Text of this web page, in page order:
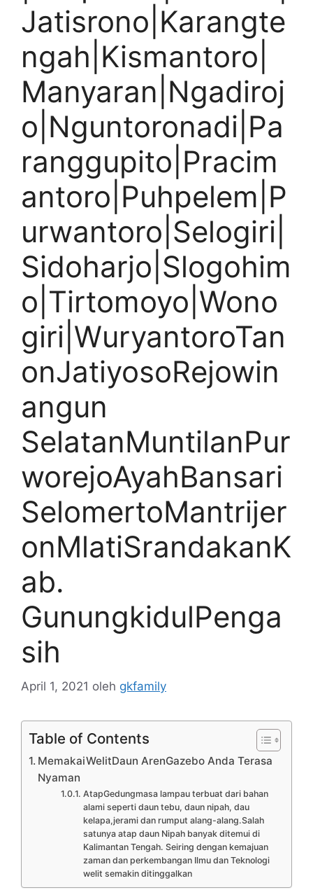
Jatisrono|Karangte
ngah|Kismantoro|
Manyaran|Ngadiroj
o|Nguntoronadi|Pa
ranggupito|Pracim
antoro|Puhpelem|P
urwantoro|Selogiri|
Sidoharjo|Slogohim
o|Tirtomoyo|Wono
giri|WuryantoroTan
onJatiyosoRejowin
angun
SelatanMuntilanPur
worejoAyahBansari
SelomertoMantrijer
onMlatiSrandakanK
ab.
GunungkidulPenga
sih
April 1, 2021 oleh gkfamily
Table of Contents
MemakaiWelitDaun ArenGazebo Anda Terasa
Nyaman
AtapGedungmasa lampau terbuat dari bahan
alami seperti daun tebu, daun nipah, dau
kelapa,jerami dan rumput alang-alang.Salah
satunya atap daun Nipah banyak ditemui di
Kalimantan Tengah. Seiring dengan kemajuan
zaman dan perkembangan Ilmu dan Teknologi
welit semakin ditinggalkan